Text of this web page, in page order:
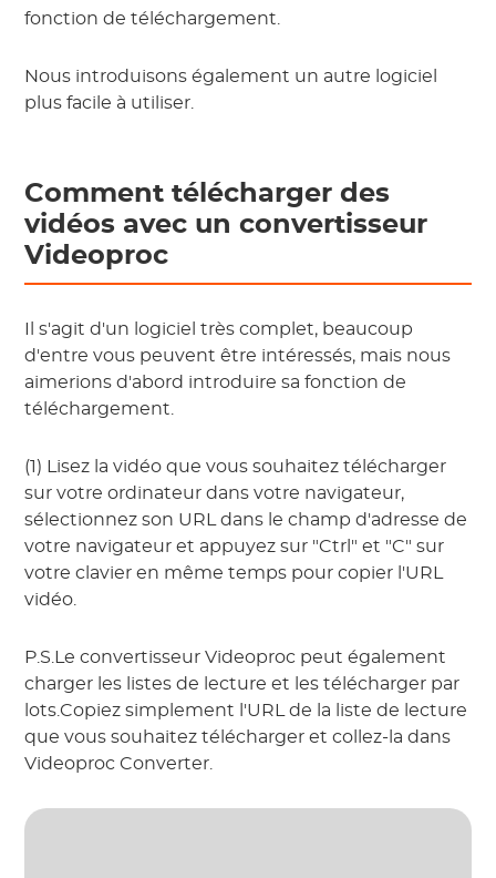
fonction de téléchargement.
Nous introduisons également un autre logiciel
plus facile à utiliser.
Comment télécharger des
vidéos avec un convertisseur
Videoproc
Il s'agit d'un logiciel très complet, beaucoup
d'entre vous peuvent être intéressés, mais nous
aimerions d'abord introduire sa fonction de
téléchargement.
(1) Lisez la vidéo que vous souhaitez télécharger
sur votre ordinateur dans votre navigateur,
sélectionnez son URL dans le champ d'adresse de
votre navigateur et appuyez sur "Ctrl" et "C" sur
votre clavier en même temps pour copier l'URL
vidéo.
P.S.Le convertisseur Videoproc peut également
charger les listes de lecture et les télécharger par
lots.Copiez simplement l'URL de la liste de lecture
que vous souhaitez télécharger et collez-la dans
Videoproc Converter.